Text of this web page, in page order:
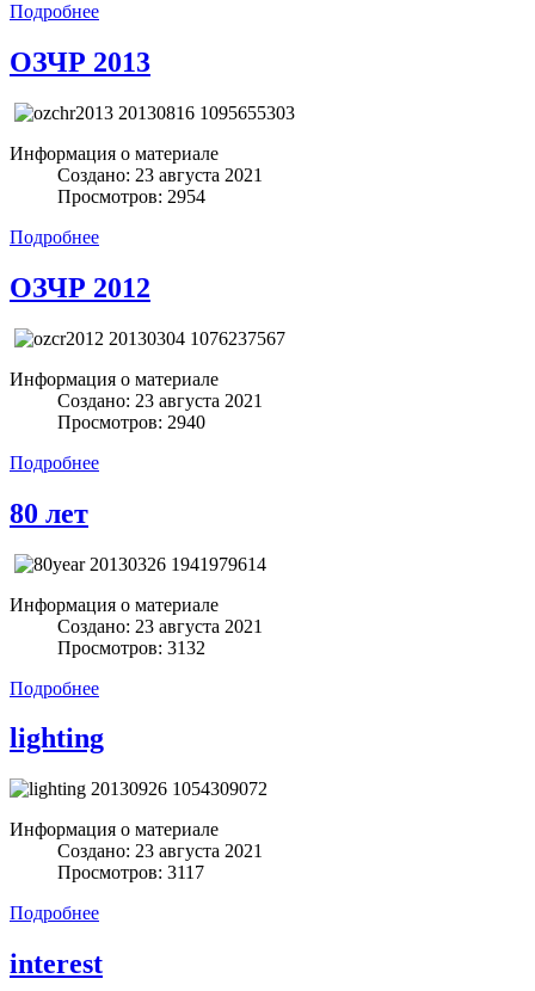
Подробнее
ОЗЧР 2013
Информация о материале
Создано: 23 августа 2021
Просмотров: 2954
Подробнее
ОЗЧР 2012
Информация о материале
Создано: 23 августа 2021
Просмотров: 2940
Подробнее
80 лет
Информация о материале
Создано: 23 августа 2021
Просмотров: 3132
Подробнее
lighting
Информация о материале
Создано: 23 августа 2021
Просмотров: 3117
Подробнее
interest